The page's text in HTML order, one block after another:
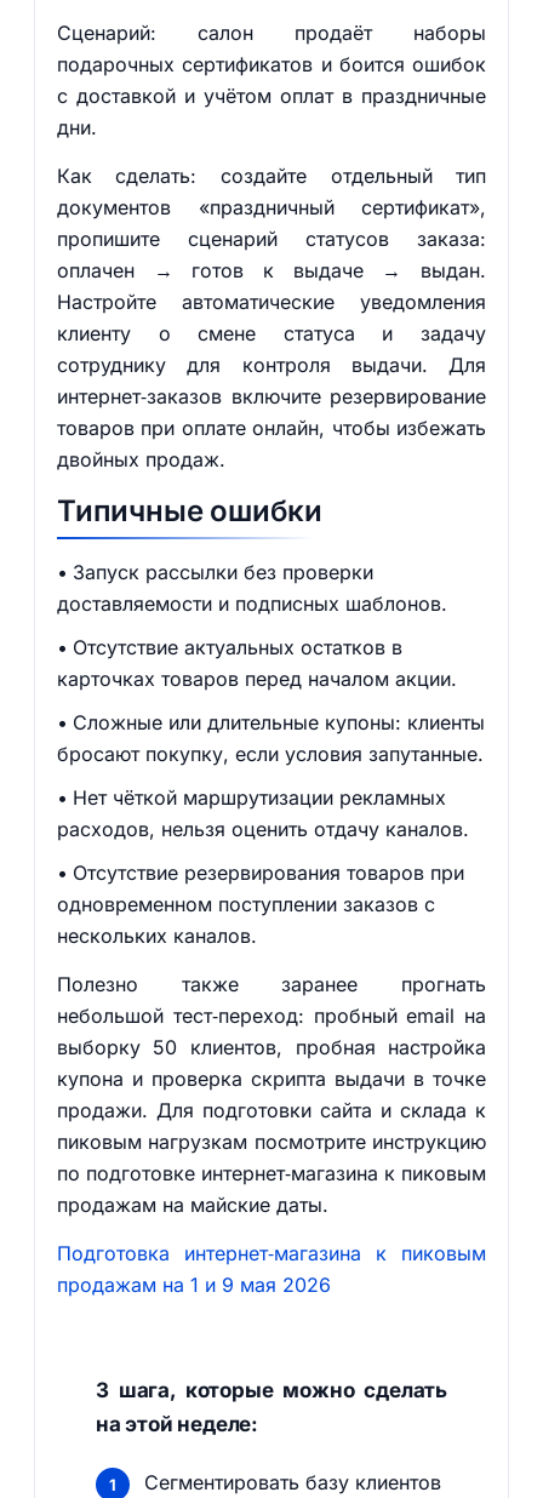
Сценарий: салон продаёт наборы
подарочных сертификатов и боится ошибок
с доставкой и учётом оплат в праздничные
дни.
Как сделать: создайте отдельный тип
документов «праздничный сертификат»,
пропишите сценарий статусов заказа:
оплачен → готов к выдаче → выдан.
Настройте автоматические уведомления
клиенту о смене статуса и задачу
сотруднику для контроля выдачи. Для
интернет‑заказов включите резервирование
товаров при оплате онлайн, чтобы избежать
двойных продаж.
Типичные ошибки
Запуск рассылки без проверки
доставляемости и подписных шаблонов.
Отсутствие актуальных остатков в
карточках товаров перед началом акции.
Сложные или длительные купоны: клиенты
бросают покупку, если условия запутанные.
Нет чёткой маршрутизации рекламных
расходов, нельзя оценить отдачу каналов.
Отсутствие резервирования товаров при
одновременном поступлении заказов с
нескольких каналов.
Полезно также заранее прогнать
небольшой тест‑переход: пробный email на
выборку 50 клиентов, пробная настройка
купона и проверка скрипта выдачи в точке
продажи. Для подготовки сайта и склада к
пиковым нагрузкам посмотрите инструкцию
по подготовке интернет‑магазина к пиковым
продажам на майские даты.
Подготовка интернет‑магазина к пиковым
продажам на 1 и 9 мая 2026
3 шага, которые можно сделать
на этой неделе:
Сегментировать базу клиентов